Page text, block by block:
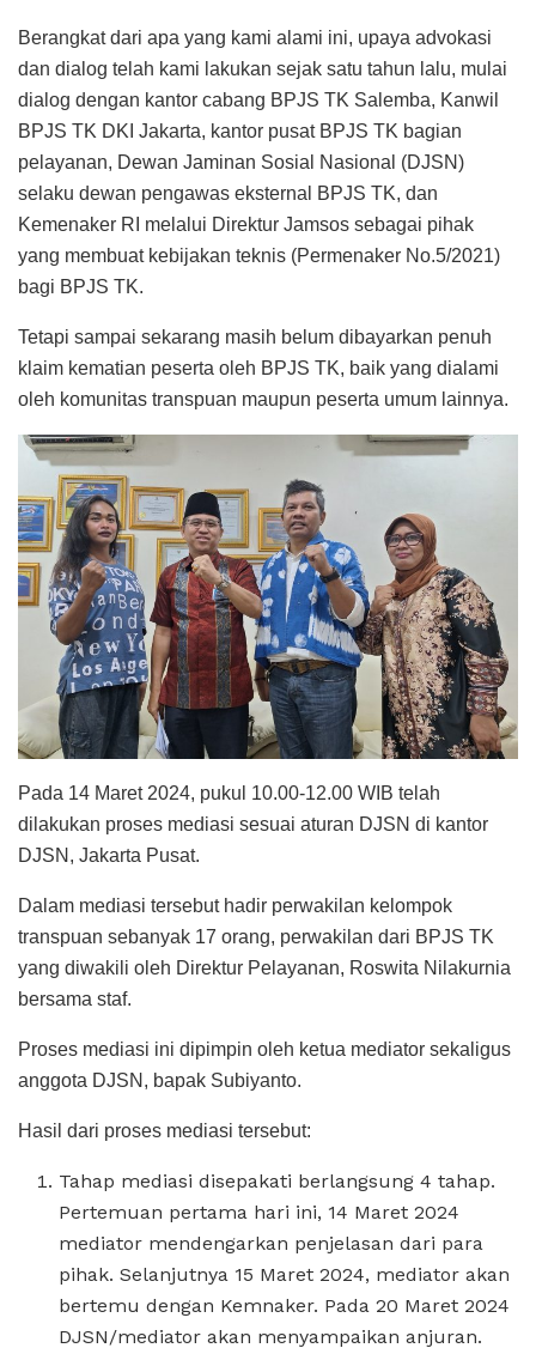
Berangkat dari apa yang kami alami ini, upaya advokasi
dan dialog telah kami lakukan sejak satu tahun lalu, mulai
dialog dengan kantor cabang BPJS TK Salemba, Kanwil
BPJS TK DKI Jakarta, kantor pusat BPJS TK bagian
pelayanan, Dewan Jaminan Sosial Nasional (DJSN)
selaku dewan pengawas eksternal BPJS TK, dan
Kemenaker RI melalui Direktur Jamsos sebagai pihak
yang membuat kebijakan teknis (Permenaker No.5/2021)
bagi BPJS TK.
Tetapi sampai sekarang masih belum dibayarkan penuh
klaim kematian peserta oleh BPJS TK, baik yang dialami
oleh komunitas transpuan maupun peserta umum lainnya.
Pada 14 Maret 2024, pukul 10.00-12.00 WIB telah
dilakukan proses mediasi sesuai aturan DJSN di kantor
DJSN, Jakarta Pusat.
Dalam mediasi tersebut hadir perwakilan kelompok
transpuan sebanyak 17 orang, perwakilan dari BPJS TK
yang diwakili oleh Direktur Pelayanan, Roswita Nilakurnia
bersama staf.
Proses mediasi ini dipimpin oleh ketua mediator sekaligus
anggota DJSN, bapak Subiyanto.
Hasil dari proses mediasi tersebut:
Tahap mediasi disepakati berlangsung 4 tahap.
Pertemuan pertama hari ini, 14 Maret 2024
mediator mendengarkan penjelasan dari para
pihak. Selanjutnya 15 Maret 2024, mediator akan
bertemu dengan Kemnaker. Pada 20 Maret 2024
DJSN/mediator akan menyampaikan anjuran.